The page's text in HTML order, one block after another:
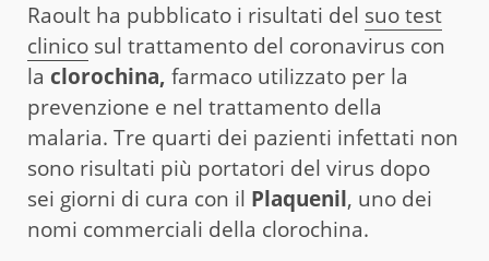
Raoult ha pubblicato i risultati del suo test
clinico sul trattamento del coronavirus con
la clorochina, farmaco utilizzato per la
prevenzione e nel trattamento della
malaria. Tre quarti dei pazienti infettati non
sono risultati più portatori del virus dopo
sei giorni di cura con il Plaquenil, uno dei
nomi commerciali della clorochina.